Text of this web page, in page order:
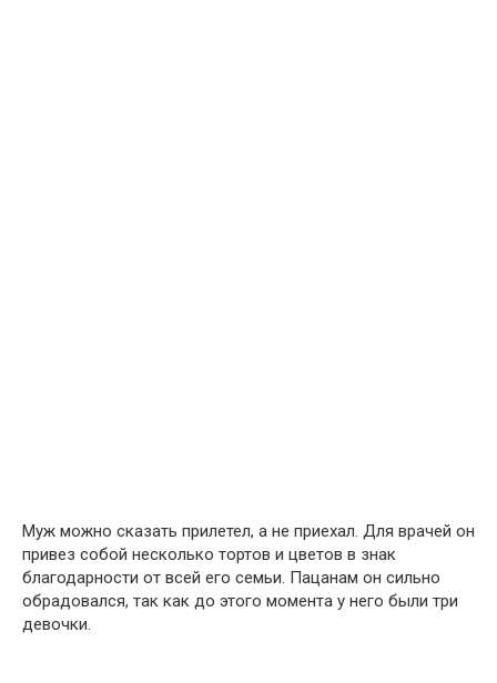
Муж можно сказать прилетел, а не приехал. Для врачей он
привез собой несколько тортов и цветов в знак
благодарности от всей его семьи. Пацанам он сильно
обрадовался, так как до этого момента у него были три
девочки.